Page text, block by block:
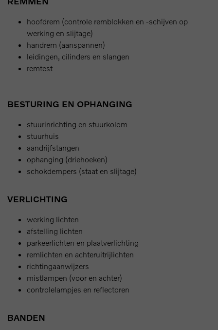
hoofdrem (controle remblokken en -schijven op
werking en slijtage)
handrem (aanspannen)
leidingen, cilinders en slangen
remtest
BESTURING EN OPHANGING
stuurinrichting en stuurkolom
stuurhuis
aandrijfstangen
ophanging (driehoeken)
schokdempers (staat en slijtage)
VERLICHTING
werking lichten
afstelling lichten
parkeerlichten en plaatverlichting
remlichten en achteruitrijlichten
richtingaanwijzers
mistlampen (voor en achter)
controlelampjes en reflectoren
BANDEN